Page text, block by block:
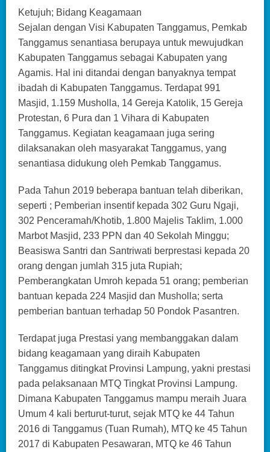
Ketujuh; Bidang Keagamaan
Sejalan dengan Visi Kabupaten Tanggamus, Pemkab
Tanggamus senantiasa berupaya untuk mewujudkan
Kabupaten Tanggamus sebagai Kabupaten yang
Agamis. Hal ini ditandai dengan banyaknya tempat
ibadah di Kabupaten Tanggamus. Terdapat 991
Masjid, 1.159 Musholla, 14 Gereja Katolik, 15 Gereja
Protestan, 6 Pura dan 1 Vihara di Kabupaten
Tanggamus. Kegiatan keagamaan juga sering
dilaksanakan oleh masyarakat Tanggamus, yang
senantiasa didukung oleh Pemkab Tanggamus.
Pada Tahun 2019 beberapa bantuan telah diberikan,
seperti ; Pemberian insentif kepada 302 Guru Ngaji,
302 Penceramah/Khotib, 1.800 Majelis Taklim, 1.000
Marbot Masjid, 233 PPN dan 40 Sekolah Minggu;
Beasiswa Santri dan Santriwati berprestasi kepada 20
orang dengan jumlah 315 juta Rupiah;
Pemberangkatan Umroh kepada 51 orang; pemberian
bantuan kepada 224 Masjid dan Musholla; serta
pemberian bantuan terhadap 50 Pondok Pasantren.
Terdapat juga Prestasi yang membanggakan dalam
bidang keagamaan yang diraih Kabupaten
Tanggamus ditingkat Provinsi Lampung, yakni prestasi
pada pelaksanaan MTQ Tingkat Provinsi Lampung.
Dimana Kabupaten Tanggamus mampu meraih Juara
Umum 4 kali berturut-turut, sejak MTQ ke 44 Tahun
2016 di Tanggamus (Tuan Rumah), MTQ ke 45 Tahun
2017 di Kabupaten Pesawaran, MTQ ke 46 Tahun